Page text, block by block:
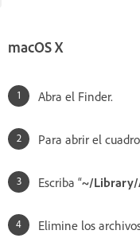
macOS X
Abra el Finder.
Para abrir el
Escriba “~/Library/
Elimine los